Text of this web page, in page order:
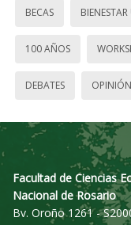
BECAS
100 AÑOS
DEBATES OPINIÓN
Facultad de Ciencias
Nacional de Rosario
Bv. Oroño 1261 -